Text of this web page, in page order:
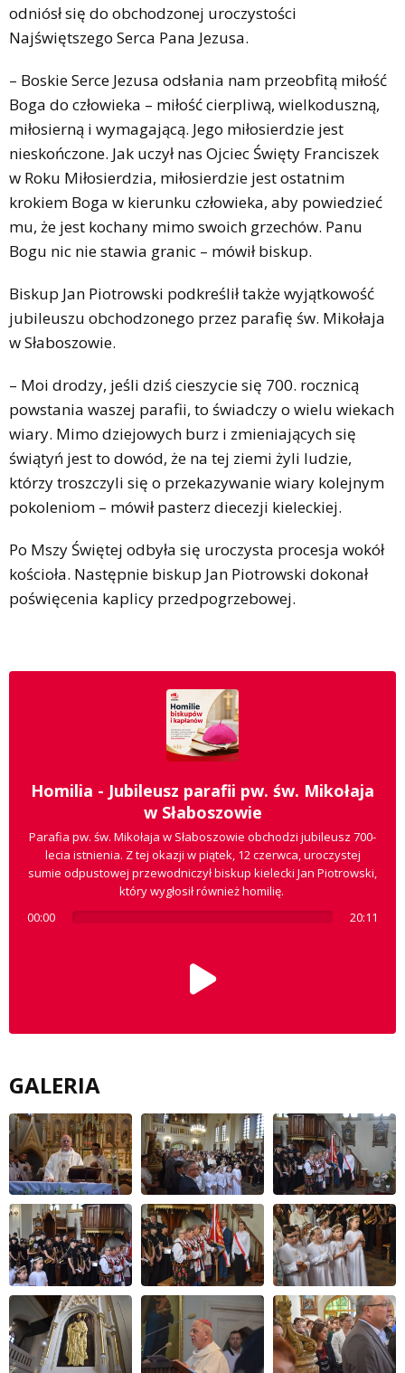
odniósł się do obchodzonej uroczystości
Najświętszego Serca Pana Jezusa.
– Boskie Serce Jezusa odsłania nam przeobfitą miłość
Boga do człowieka – miłość cierpliwą, wielkoduszną,
miłosierną i wymagającą. Jego miłosierdzie jest
nieskończone. Jak uczył nas Ojciec Święty Franciszek
w Roku Miłosierdzia, miłosierdzie jest ostatnim
krokiem Boga w kierunku człowieka, aby powiedzieć
mu, że jest kochany mimo swoich grzechów. Panu
Bogu nic nie stawia granic – mówił biskup.
Biskup Jan Piotrowski podkreślił także wyjątkowość
jubileuszu obchodzonego przez parafię św. Mikołaja
w Słaboszowie.
– Moi drodzy, jeśli dziś cieszycie się 700. rocznicą
powstania waszej parafii, to świadczy o wielu wiekach
wiary. Mimo dziejowych burz i zmieniających się
świątyń jest to dowód, że na tej ziemi żyli ludzie,
którzy troszczyli się o przekazywanie wiary kolejnym
pokoleniom – mówił pasterz diecezji kieleckiej.
Po Mszy Świętej odbyła się uroczysta procesja wokół
kościoła. Następnie biskup Jan Piotrowski dokonał
poświęcenia kaplicy przedpogrzebowej.
Homilia - Jubileusz parafii pw. św. Mikołaja
w Słaboszowie
Parafia pw. św. Mikołaja w Słaboszowie obchodzi jubileusz 700-
lecia istnienia. Z tej okazji w piątek, 12 czerwca, uroczystej
sumie odpustowej przewodniczył biskup kielecki Jan Piotrowski,
który wygłosił również homilię.
00:00
20:11
GALERIA